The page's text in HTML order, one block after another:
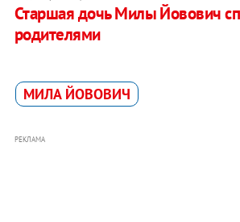
Старшая дочь Милы Йовович
родителями
МИЛА ЙОВОВИЧ
РЕКЛАМА